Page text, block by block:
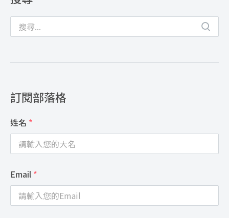
訂閱部落格
姓名 *
Email *